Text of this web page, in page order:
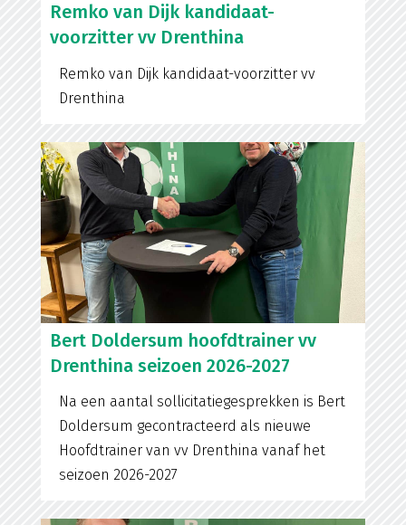
Remko van Dijk kandidaat-
voorzitter vv Drenthina
Remko van Dijk kandidaat-voorzitter vv
Drenthina
Bert Doldersum hoofdtrainer vv
Drenthina seizoen 2026-2027
Na een aantal sollicitatiegesprekken is Bert
Doldersum gecontracteerd als nieuwe
Hoofdtrainer van vv Drenthina vanaf het
seizoen 2026-2027